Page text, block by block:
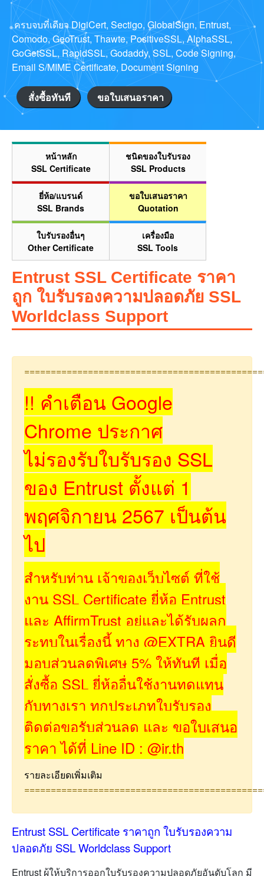
ครบจบที่เดียว DigiCert, Sectigo, GlobalSign, Entrust,
Comodo, GeoTrust, Thawte, PositiveSSL, AlphaSSL,
GoGetSSL, RapidSSL, Godaddy, SSL, Code Signing,
Email S/MIME Certificate, Document Signing
สั่งซื้อทันที ขอใบเสนอราคา
หน้าหลัก
SSL Certificate
ชนิดของใบรับรอง
SSL Products
ยี่ห้อ/แบรนด์
SSL Brands
ขอใบเสนอราคา
Quotation
ใบรับรองอื่นๆ
Other Certificate
เครื่องมือ
SSL Tools
Entrust SSL Certificate ราคา
ถูก ใบรับรองความปลอดภัย SSL
Worldclass Support
!! คำเตือน Google
Chrome ประกาศ
ไม่รองรับใบรับรอง SSL
ของ Entrust ตั้งแต่ 1
พฤศจิกายน 2567 เป็นต้น
ไป
สำหรับท่าน เจ้าของเว็บไซต์ ที่ใช้
งาน SSL Certificate ยี่ห้อ Entrust
และ AffirmTrust อยู่และได้รับผลก
ระทบในเรื่องนี้ ทาง @EXTRA ยินดี
มอบส่วนลดพิเศษ 5% ให้ทันที เมื่อ
สั่งซื้อ SSL ยี่ห้ออื่นใช้งานทดแทน
กับทางเรา ทุกประเภทใบรับรอง
ติดต่อขอรับส่วนลด และ ขอใบเสนอ
ราคา ได้ที่ Line ID : @ir.th
รายละเอียดเพิ่มเติม
Entrust SSL Certificate ราคาถูก ใบรับรองความ
ปลอดภัย SSL Worldclass Support
Entrust ผู้ให้บริการออกใบรับรองความปลอดภัยอันดับโลก มี